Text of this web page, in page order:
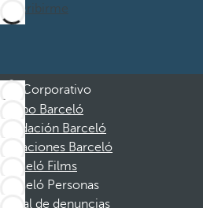
Suscribirme
Corporativo
Grupo Barceló
Fundación Barceló
Vacaciones Barceló
Barceló Films
Barceló Personas
Canal de denuncias